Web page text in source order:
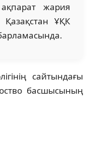
жария
Қазақстан ҰҚК
сайтындағы
басшысының